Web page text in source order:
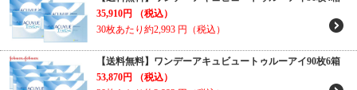
35,910円
（税込）
30枚あたり約2,993 円（税込）
【送料無料】ワンデーアキュビュートゥルーアイ90枚6箱
53,870円
（税込）